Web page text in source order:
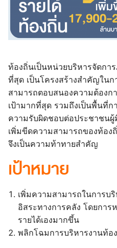
ท้องถิ่นเป็นหน่วยบริหารจัดกา
ที่สุด เป็นโครงสร้างสำคัญใน
สามารถตอบสนองความต้องก
เป้ามากที่สุด รวมถึงเป็นพื้นที่ก
ความรับผิดชอบต่อประชาชนผู้
เพิ่มขีดความสามารถของท้อง
จึงเป็นความท้าทายสำคัญ
เป้าหมาย
เพิ่มความสามารถในการบ
อิสระทางการคลัง โดยกา
รายได้เองมากขึ้น
พลิกโฉมการบริหารงานท้อ